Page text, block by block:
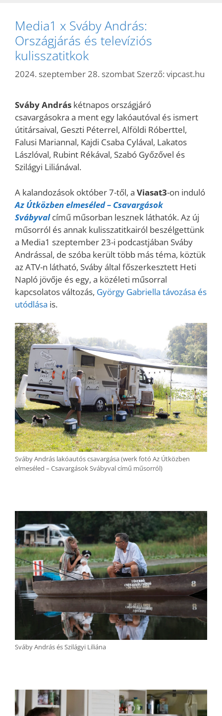
Media1 x Sváby András:
Országjárás és televíziós
kulisszatitkok
2024. szeptember 28. szombat Szerző: vipcast.hu
Sváby András kétnapos országjáró
csavargásokra a ment egy lakóautóval és ismert
útitársaival, Geszti Péterrel, Alföldi Róberttel,
Falusi Mariannal, Kajdi Csaba Cylával, Lakatos
Lászlóval, Rubint Rékával, Szabó Győzővel és
Szilágyi Liliánával.
A kalandozások október 7-től, a Viasat3-on induló
Az Útközben elmeséled – Csavargások
Svábyval című műsorban lesznek láthatók. Az új
műsorról és annak kulisszatitkairól beszélgettünk
a Media1 szeptember 23-i podcastjában Sváby
Andrással, de szóba került több más téma, köztük
az ATV-n látható, Sváby által főszerkesztett Heti
Napló jövője és egy, a közéleti műsorral
kapcsolatos változás, György Gabriella távozása és
utódlása is.
Sváby András lakóautós csavargása (werk fotó Az Útközben
elmeséled – Csavargások Svábyval című műsorról)
Sváby András és Szilágyi Liliána